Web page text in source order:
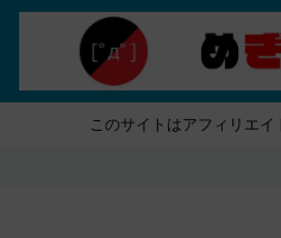
このサイトはアフィリエ